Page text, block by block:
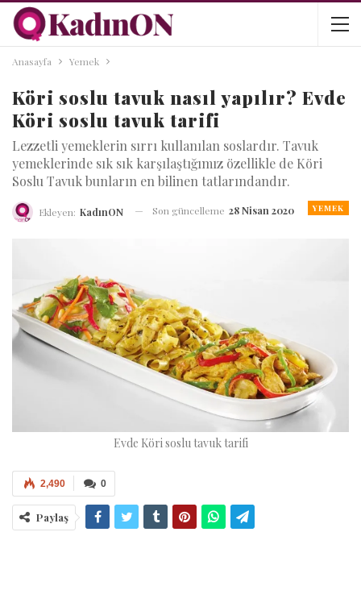
Anasayfa Yemek
Köri soslu tavuk nasıl yapılır? Evde
Köri soslu tavuk tarifi
Lezzetli yemeklerin sırrı kullanılan soslardır. Tavuk
yemeklerinde sık sık karşılaştığımız özellikle de Köri
Soslu Tavuk bunların en bilinen tatlarındandır.
YEMEK
Ekleyen: KadınON Son güncelleme 28 Nisan 2020
Evde Köri soslu tavuk tarifi
0
2,490
Paylaş